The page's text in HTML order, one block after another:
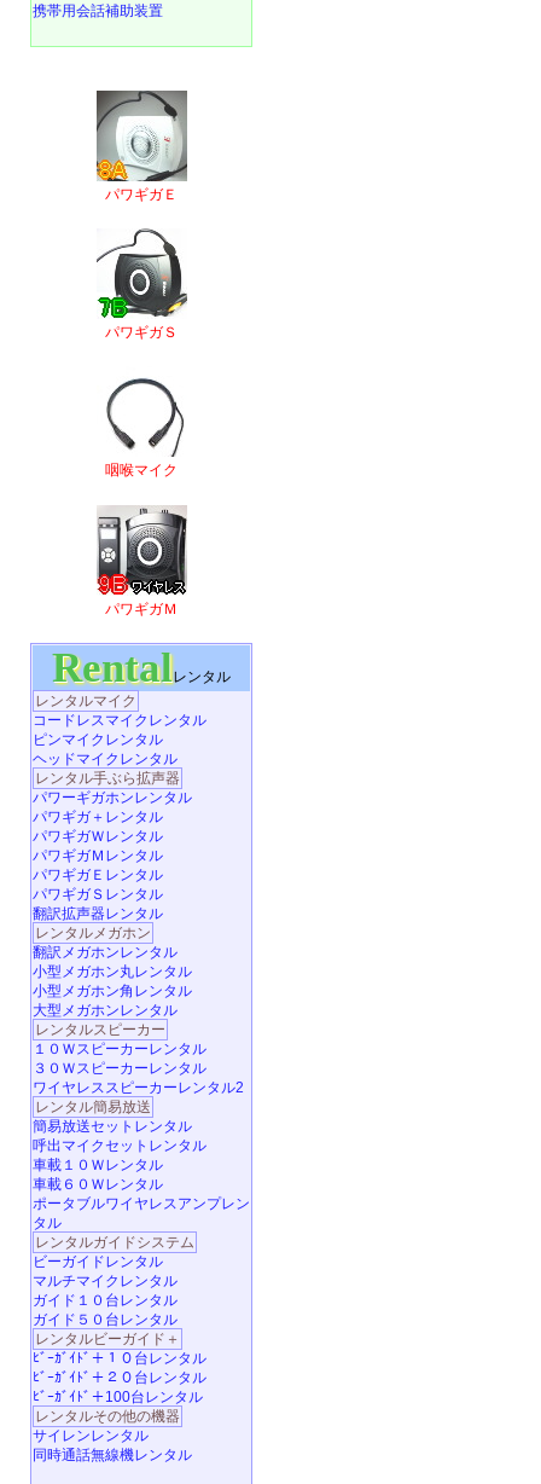
携帯用会話補助装置
パワギガＥ
パワギガＳ
咽喉マイク
パワギガＭ
Rentalレンタル
レンタルマイク
コードレスマイクレンタル
ピンマイクレンタル
ヘッドマイクレンタル
レンタル手ぶら拡声器
パワーギガホンレンタル
パワギガ＋レンタル
パワギガＷレンタル
パワギガＭレンタル
パワギガＥレンタル
パワギガＳレンタル
翻訳拡声器レンタル
レンタルメガホン
翻訳メガホンレンタル
小型メガホン丸レンタル
小型メガホン角レンタル
大型メガホンレンタル
レンタルスピーカー
１０Ｗスピーカーレンタル
３０Ｗスピーカーレンタル
ワイヤレススピーカーレンタル2
レンタル簡易放送
簡易放送セットレンタル
呼出マイクセットレンタル
車載１０Ｗレンタル
車載６０Ｗレンタル
ポータブルワイヤレスアンプレン
タル
レンタルガイドシステム
ビーガイドレンタル
マルチマイクレンタル
ガイド１０台レンタル
ガイド５０台レンタル
レンタルビーガイド＋
ﾋﾞｰｶﾞｲﾄﾞ＋１０台レンタル
ﾋﾞｰｶﾞｲﾄﾞ＋２０台レンタル
ﾋﾞｰｶﾞｲﾄﾞ＋100台レンタル
レンタルその他の機器
サイレンレンタル
同時通話無線機レンタル